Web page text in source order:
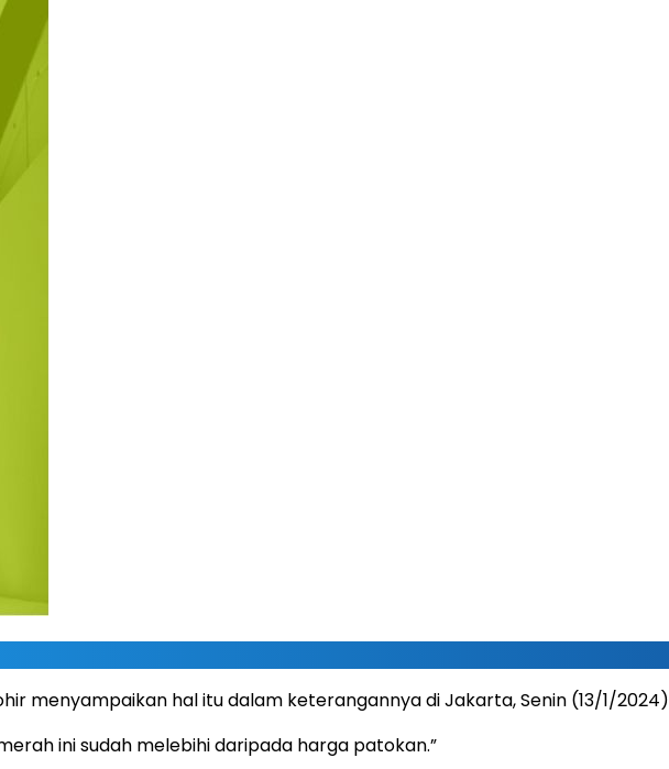
menyampaikan hal itu dalam keterangannya di Jakarta, Senin (13/1/2024)
ini sudah melebihi daripada harga patokan.”